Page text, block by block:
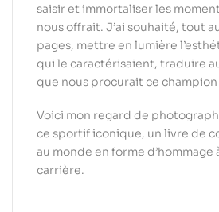
saisir et immortaliser les
nous offrait. J’ai souhaité, tout
pages, mettre en lumière
qui le caractérisaient, traduire
que nous procurait ce champion
Voici mon regard de
ce sportif iconique, un livre de
au monde en forme d’hommage
carrière.